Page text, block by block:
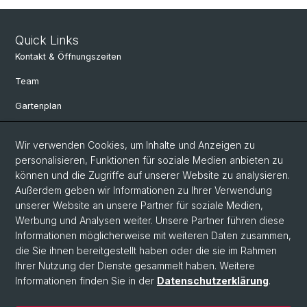
Quick Links
Kontakt & Öffnungszeiten
Team
Gartenplan
Herbarien Basel
Links
Spenden
Social Media
Instagram
Wir verwenden Cookies, um Inhalte und Anzeigen zu
personalisieren, Funktionen für soziale Medien anbieten zu
können und die Zugriffe auf unserer Website zu analysieren.
Außerdem geben wir Informationen zu Ihrer Verwendung
unserer Website an unsere Partner für soziale Medien,
Werbung und Analysen weiter. Unsere Partner führen diese
Informationen möglicherweise mit weiteren Daten zusammen,
die Sie ihnen bereitgestellt haben oder die sie im Rahmen
Ihrer Nutzung der Dienste gesammelt haben. Weitere
Informationen finden Sie in der Datenschutzerklärung.